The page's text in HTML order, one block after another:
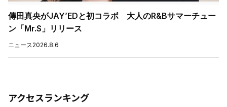
傳田真央がJAY’EDと初コラボ 大人のR&Bサマーチュー
ン「Mr.S」リリース
ニュース2026.8.6
アクセスランキング